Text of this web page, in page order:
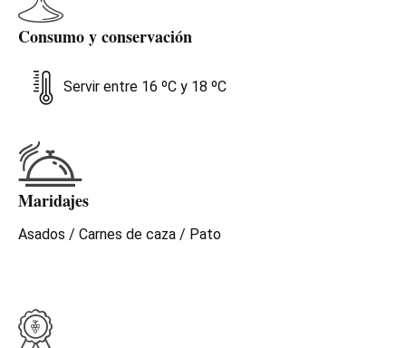
intenso recorrido y un final muy persistente y de
agradable frescura.
Consumo y conservación
Servir entre 16 ºC y 18 ºC
Maridajes
Asados / Carnes de caza / Pato